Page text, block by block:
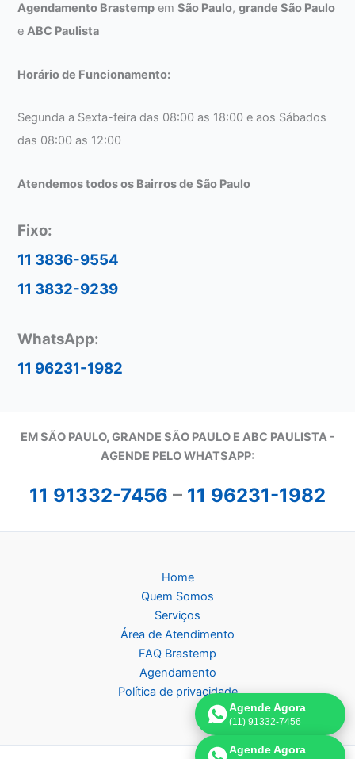
Agendamento Brastemp emSão Paulo,grande São Paulo
eABC Paulista
Horário de Funcionamento:
Segunda a Sexta-feira das 08:00 as 18:00 e aos Sábados
das 08:00 as 12:00
Atendemos todos os Bairros de São Paulo
Fixo:
11 3836-9554
11 3832-9239
WhatsApp:
11 96231-1982
EM SÃO PAULO, GRANDE SÃO PAULO E ABC PAULISTA -
AGENDE PELO WHATSAPP:
11 91332-7456 – 11 96231-1982
Home
Quem Somos
Serviços
Área de Atendimento
FAQ Brastemp
Agendamento
Política de privacidade
Agende Agora
(11) 91332-7456
Agende Agora